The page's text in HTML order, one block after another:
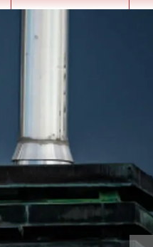
Patricia MARCHANDIN
personne sympathique efficace expliquant la démarche de son travail pour un résultat de qualité . A recommander